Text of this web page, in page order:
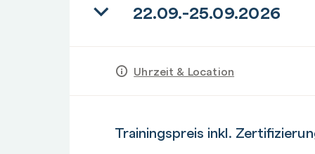
22.09.-25.09.2026
Uhrzeit & Location
Trainingspreis inkl.